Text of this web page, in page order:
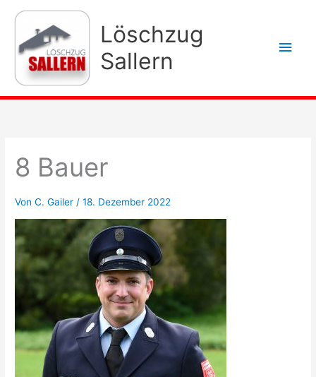
springen
Löschzug
Sallern
8 Bauer
VonC. Gailer /18. Dezember 2022